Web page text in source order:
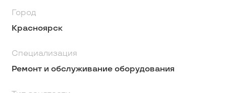
Город
Красноярск
Специализация
Ремонт и обслуживание оборудования